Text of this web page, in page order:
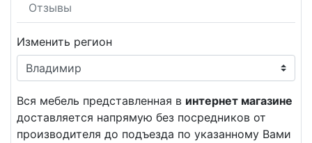
Отзывы
Изменить регион
Вся мебель представленная в интернет магазине
доставляется напрямую без посредников от
производителя до подъезда по указанному Вами